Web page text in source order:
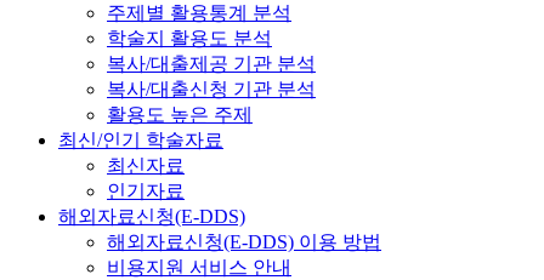
주제별 활용통계 분석
학술지 활용도 분석
복사/대출제공 기관 분석
복사/대출신청 기관 분석
활용도 높은 주제
최신/인기 학술자료
최신자료
인기자료
해외자료신청(E-DDS)
해외자료신청(E-DDS) 이용 방법
비용지원 서비스 안내